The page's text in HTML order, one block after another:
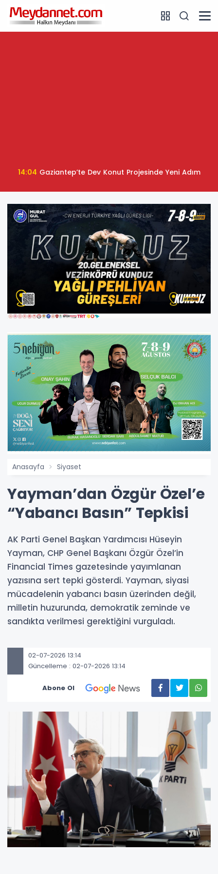
14:04 Gaziantep’te Dev Konut Projesinde Yeni Adım
Anasayfa Siyaset
Yayman’dan Özgür Özel’e
“Yabancı Basın” Tepkisi
AK Parti Genel Başkan Yardımcısı Hüseyin
Yayman, CHP Genel Başkanı Özgür Özel’in
Financial Times gazetesinde yayımlanan
yazısına sert tepki gösterdi. Yayman, siyasi
mücadelenin yabancı basın üzerinden değil,
milletin huzurunda, demokratik zeminde ve
sandıkta verilmesi gerektiğini vurguladı.
02-07-2026 13:14
Güncelleme : 02-07-2026 13:14
Abone Ol